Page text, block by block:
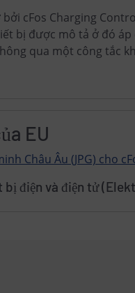
cFos Charging
bị được mô tả ở đó
qua một công tắc
EU
Châu Âu (JPG) cho
bị điện và điện tử